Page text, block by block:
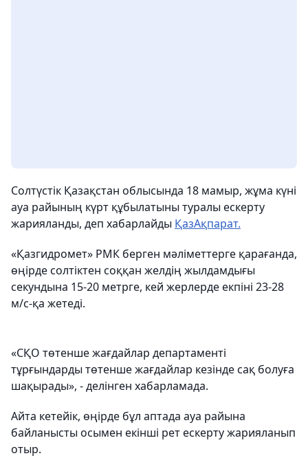
Солтүстік Қазақстан облысында 18 мамыр, жұма күні
ауа райының күрт құбылатыны туралы ескерту
жарияланды, деп хабарлайды ҚазАқпарат.
«Қазгидромет» РМК берген мәліметтерге қарағанда,
өңірде солтіктен соққан желдің жылдамдығы
секундына 15-20 метрге, кей жерлерде екпіні 23-28
м/с-қа жетеді.
«СҚО төтенше жағдайлар департаменті
тұрғындарды төтенше жағдайлар кезінде сақ болуға
шақырады», - делінген хабарламада.
Айта кетейік, өңірде бұл аптада ауа райына
байланысты осымен екінші рет ескерту жарияланып
отыр.